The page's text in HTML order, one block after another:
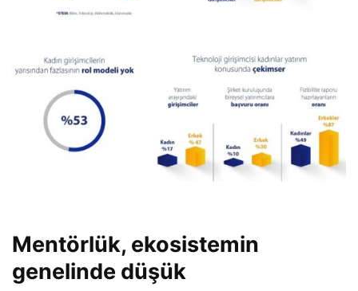
Mentörlük, ekosistemin
genelinde düşük